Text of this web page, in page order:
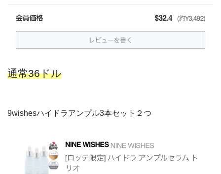
通常36ドル
9wishesハイドラアンプル3本セット２つ